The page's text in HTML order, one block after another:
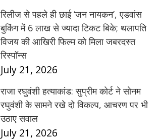
रिलीज से पहले ही छाई ‘जन नायकन’, एडवांस
बुकिंग में 6 लाख से ज्यादा टिकट बिके; थलापति
विजय की आखिरी फिल्म को मिला जबरदस्त
रिस्पॉन्स
July 21, 2026
राजा रघुवंशी हत्याकांड: सुप्रीम कोर्ट ने सोनम
रघुवंशी के सामने रखे दो विकल्प, आचरण पर भी
उठाए सवाल
July 21, 2026